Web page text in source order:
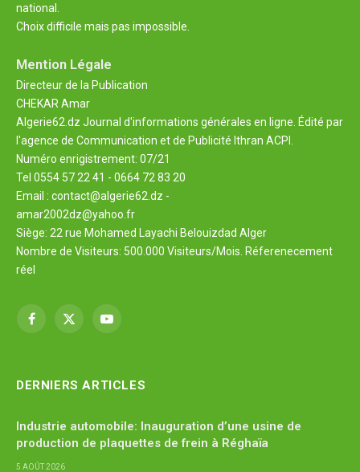
national.
Choix difficile mais pas impossible.
Mention Légale
Directeur de la Publication
CHEKAR Amar
Algerie62.dz Journal d'informations générales en ligne. Édité par
l'agence de Communication et de Publicité Ithran ACPI.
Numéro enrigistrement: 07/21
Tel 0554 57 22 41 - 0664 72 83 20
Email : contact@algerie62.dz -
amar2002dz@yahoo.fr
Siège: 22 rue Mohamed Layachi Belouizdad Alger
Nombre de Visiteurs: 500.000 Visiteurs/Mois. Réferenecement
réel
Facebook
X
YouTube
DERNIERS ARTICLES
Industrie automobile: Inauguration d’une usine de
production de plaquettes de frein à Réghaïa
5 AOÛT 2026